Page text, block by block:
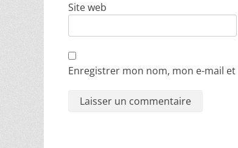
Site web
Enregistrer mon nom, mon e-mail